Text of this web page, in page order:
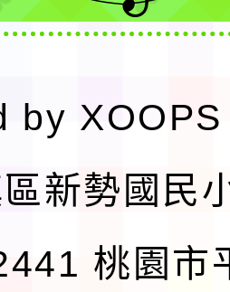
by XOOPS
新勢國民
桃園市